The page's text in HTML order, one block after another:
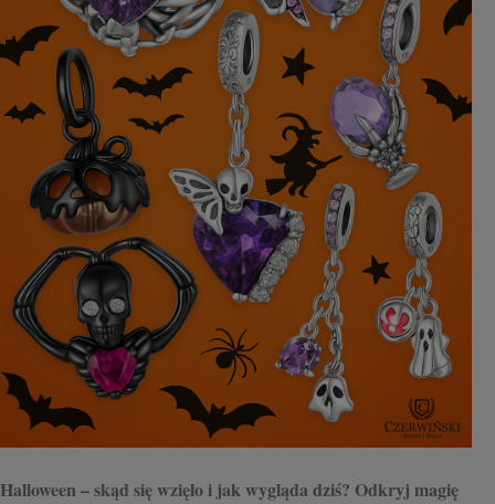
Halloween – skąd się wzięło i jak wygląda dziś? Odkryj magię